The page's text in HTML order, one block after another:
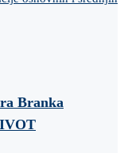
Branka